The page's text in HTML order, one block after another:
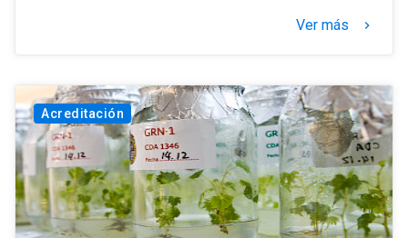
Ver más keyboard_arrow_right
Acreditación